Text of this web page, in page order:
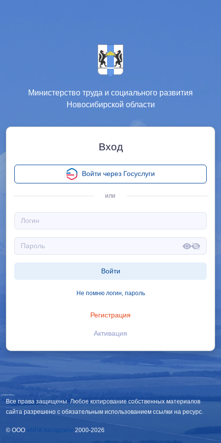
Министерство труда и социального развития
Новосибирской области
Вход
Войти через Госуслуги
или
Войти
Не помню логин, пароль
Регистрация
Активация
Все права защищены. Любое копирование собственных материалов
сайта разрешено с обязательным использованием ссылки на ресурс.
© OOO «НПК Катарсис» 2000-2026